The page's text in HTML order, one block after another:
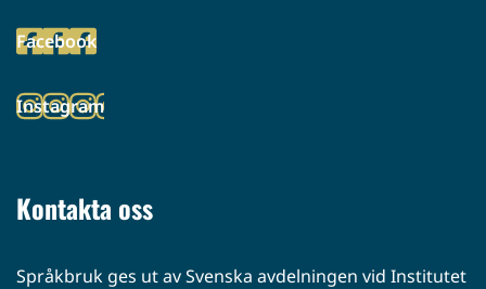
palveluun)
Facebook
(siirryt
palveluun)
Instagram
(siirryt
Kontakta oss
Språkbruk ges ut av Svenska avdelningen vid Institutet